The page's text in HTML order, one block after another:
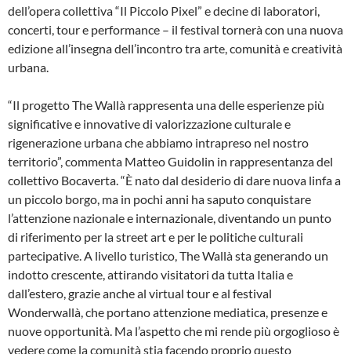
dell’opera collettiva “Il Piccolo Pixel” e decine di laboratori,
concerti, tour e performance – il festival tornerà con una nuova
edizione all’insegna dell’incontro tra arte, comunità e creatività
urbana.
“Il progetto The Wallà rappresenta una delle esperienze più
significative e innovative di valorizzazione culturale e
rigenerazione urbana che abbiamo intrapreso nel nostro
territorio”, commenta Matteo Guidolin in rappresentanza del
collettivo Bocaverta. “È nato dal desiderio di dare nuova linfa a
un piccolo borgo, ma in pochi anni ha saputo conquistare
l’attenzione nazionale e internazionale, diventando un punto
di riferimento per la street art e per le politiche culturali
partecipative. A livello turistico, The Wallà sta generando un
indotto crescente, attirando visitatori da tutta Italia e
dall’estero, grazie anche al virtual tour e al festival
Wonderwallà, che portano attenzione mediatica, presenze e
nuove opportunità. Ma l’aspetto che mi rende più orgoglioso è
vedere come la comunità stia facendo proprio questo